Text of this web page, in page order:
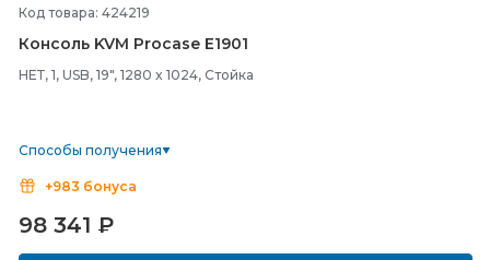
Код товара: 424219
Консоль KVM Procase E1901
НЕТ, 1, USB, 19", 1280 x 1024, Стойка
Способы получения
+983 бонуса
98 341 ₽